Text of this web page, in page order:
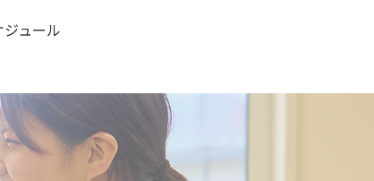
ャルサイト
ュール